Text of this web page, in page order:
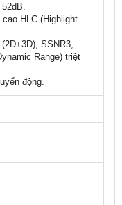
HLC (Highlight
SSNR3,
Range) triệt
động.